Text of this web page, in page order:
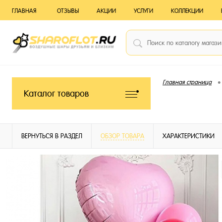
ГЛАВНАЯ ОТЗЫВЫ АКЦИИ УСЛУГИ КОЛЛЕКЦИИ
Каталог товаров
Главная страница •
ВЕРНУТЬСЯ В РАЗДЕЛ ОБЗОР ТОВАРА ХАРАКТЕРИСТИКИ